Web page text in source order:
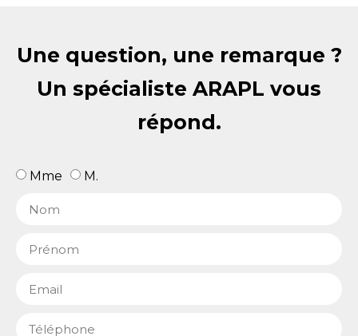
Une question, une remarque ?
Un spécialiste ARAPL vous
répond.
Mme M.